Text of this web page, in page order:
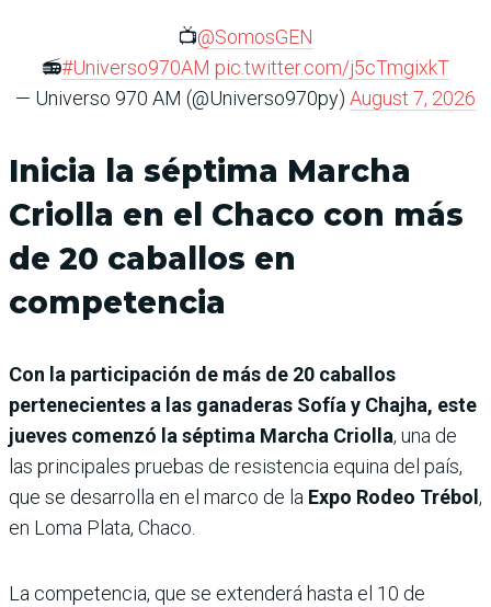
📺@SomosGEN
📻#Universo970AM pic.twitter.com/j5cTmgixkT
— Universo 970 AM (@Universo970py) August 7, 2026
Inicia la séptima Marcha
Criolla en el Chaco con más
de 20 caballos en
competencia
Con la participación de más de 20 caballos
pertenecientes a las ganaderas Sofía y Chajha, este
jueves comenzó la séptima Marcha Criolla, una de
las principales pruebas de resistencia equina del país,
que se desarrolla en el marco de la Expo Rodeo Trébol ,
en Loma Plata, Chaco.
La competencia, que se extenderá hasta el 10 de